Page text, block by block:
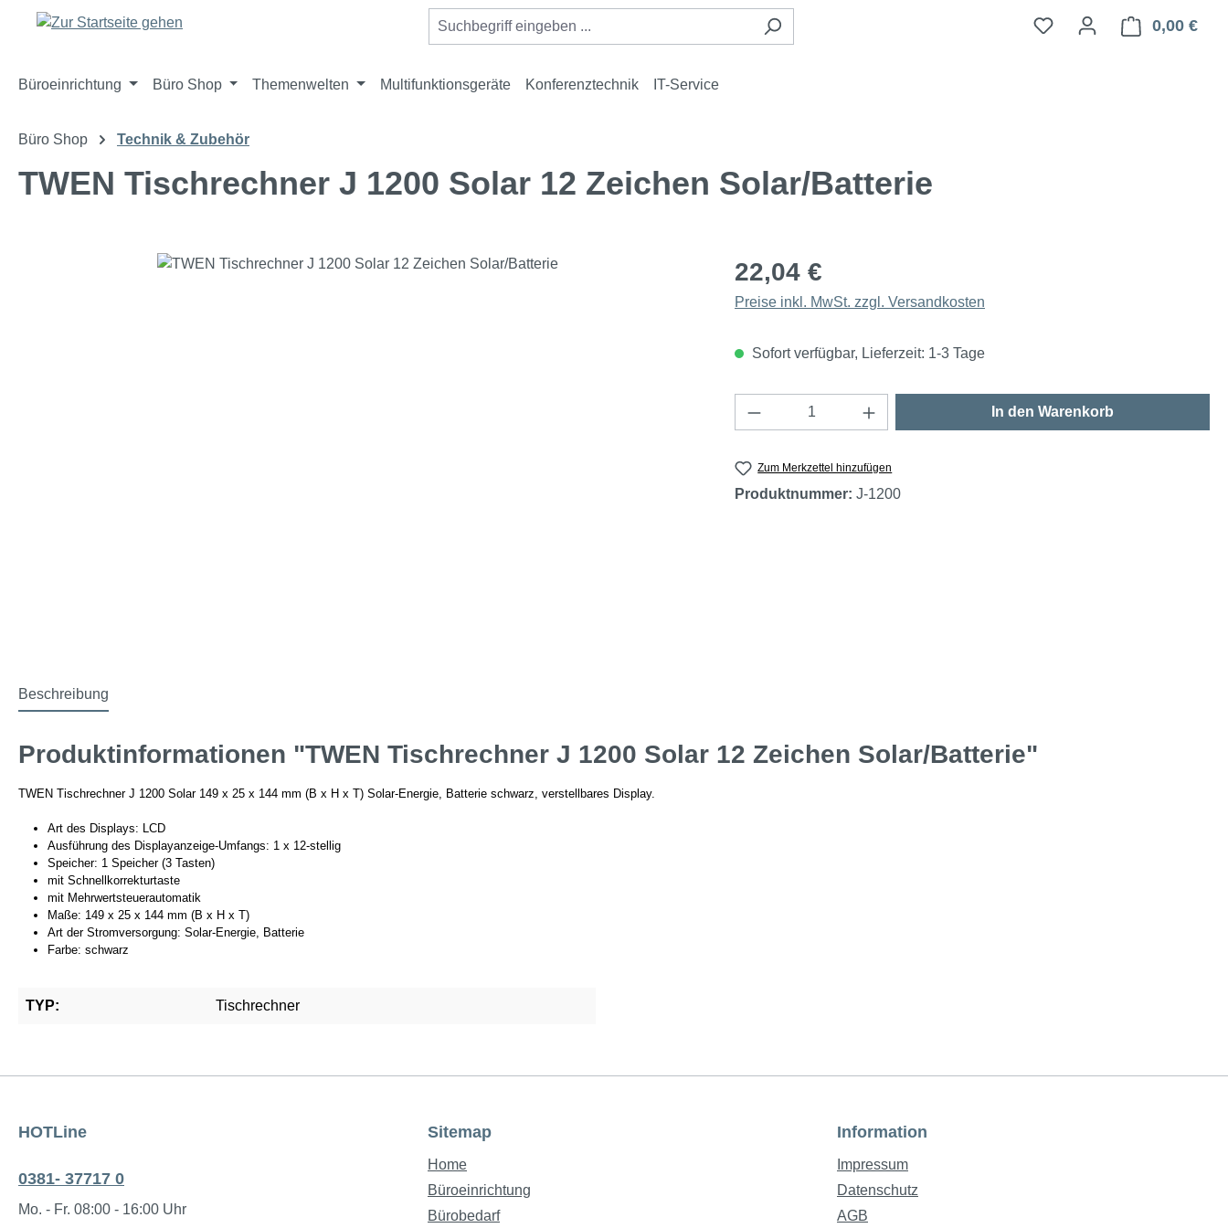
Hauptinhalt springen
Zur Suche springen
Zur Hauptnavigation springen 0,00 €
Büroeinrichtung Büro Shop Themenwelten Multifunktionsgeräte Konferenztechnik IT-Service
Büro Shop Technik & Zubehör
TWEN Tischrechner J 1200 Solar 12 Zeichen Solar/Batterie
Bildergalerie überspringen 22,04 €
Preise inkl. MwSt. zzgl. Versandkosten
Sofort verfügbar, Lieferzeit: 1-3 Tage
Produkt Anzahl: Gib den gewünschten Wert ein
In den Warenkorb
Zum Merkzettel hinzufügen
Produktnummer: J-1200
Beschreibung
Produktinformationen "TWEN Tischrechner J 1200 Solar 12 Zeichen Solar/Batterie"
TWEN Tischrechner J 1200 Solar 149 x 25 x 144 mm (B x H x T) Solar-Energie, Batterie schwarz, verstellbares Display.
Art des Displays: LCD
Ausführung des Displayanzeige-Umfangs: 1 x 12-stellig
Speicher: 1 Speicher (3 Tasten)
mit Schnellkorrekturtaste
mit Mehrwertsteuerautomatik
Maße: 149 x 25 x 144 mm (B x H x T)
Art der Stromversorgung: Solar-Energie, Batterie
Farbe: schwarz
TYP: Tischrechner
HOTLine
0381- 37717 0
Mo. - Fr. 08:00 - 16:00 Uhr
Sitemap
Home
Büroeinrichtung
Bürobedarf
Information
Impressum
Datenschutz
AGB